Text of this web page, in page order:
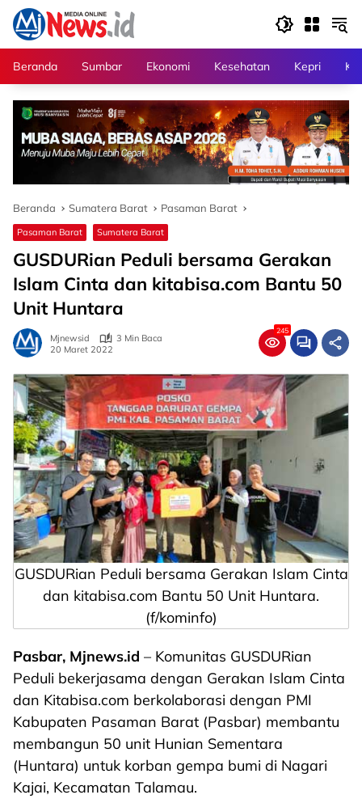
Langsung
konten
Beranda
Sumbar Ekonomi Kesehatan Kepri
Beranda Sumatera Barat Pasaman Barat
Pasaman Barat Sumatera Barat
GUSDURian Peduli bersama Gerakan
Islam Cinta dan kitabisa.com Bantu 50
Unit Huntara
Mjnewsid
3 Min Baca
20 Maret 2022
245
GUSDURian Peduli bersama Gerakan Islam Cinta
dan kitabisa.com Bantu 50 Unit Huntara.
(f/kominfo)
Pasbar, Mjnews.id – Komunitas GUSDURian
Peduli bekerjasama dengan Gerakan Islam Cinta
dan Kitabisa.com berkolaborasi dengan PMI
Kabupaten Pasaman Barat (Pasbar) membantu
membangun 50 unit Hunian Sementara
(Huntara) untuk korban gempa bumi di Nagari
Kajai, Kecamatan Talamau.